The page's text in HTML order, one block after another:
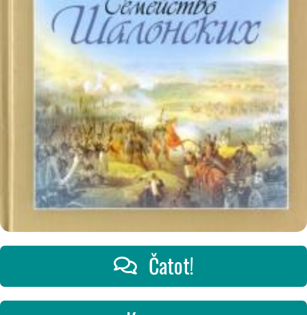
Čatot!